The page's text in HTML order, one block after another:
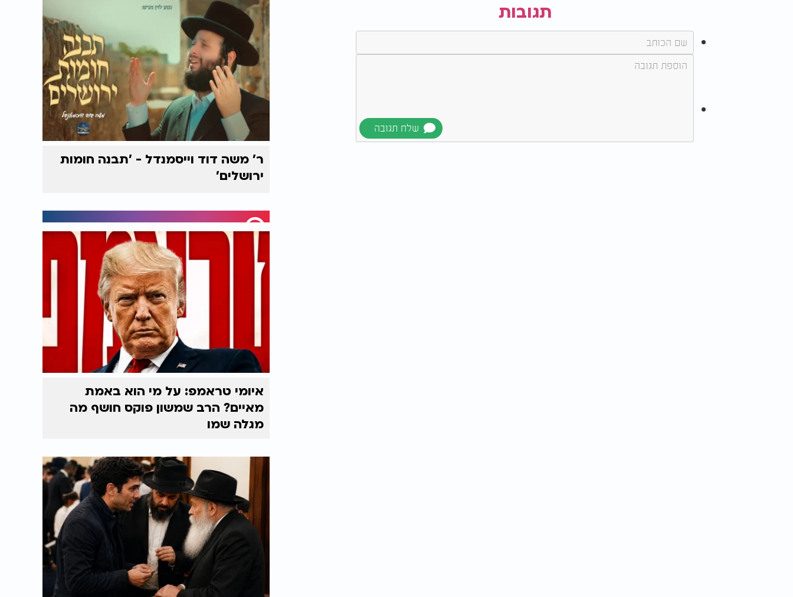
תגובות
ר’ משה דוד וייסמנדל - 'תבנה חומות
ירושלים'
איומי טראמפ: על מי הוא באמת
מאיים? הרב שמשון פוקס חושף מה
מגלה שמו